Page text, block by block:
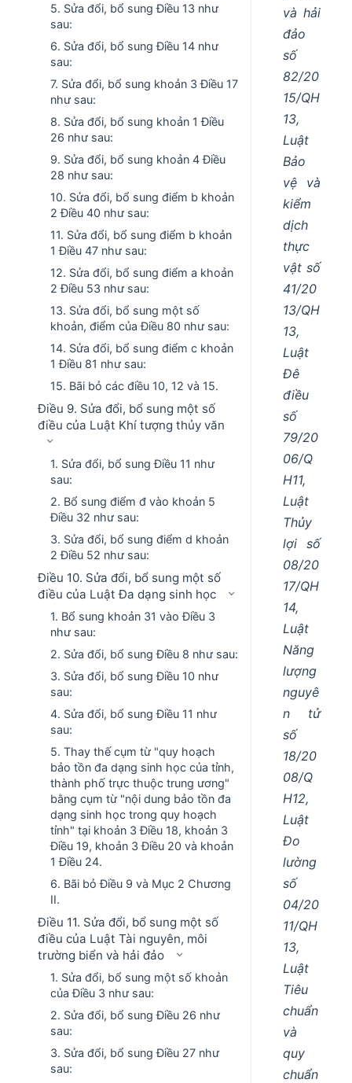
5. Sửa đổi, bổ sung Điều 13 như
sau:
6. Sửa đổi, bổ sung Điều 14 như
sau:
7. Sửa đổi, bổ sung khoản 3 Điều 17
như sau:
8. Sửa đổi, bổ sung khoản 1 Điều
26 như sau:
9. Sửa đổi, bổ sung khoản 4 Điều
28 như sau:
10. Sửa đổi, bổ sung điểm b khoản
2 Điều 40 như sau:
11. Sửa đổi, bổ sung điểm b khoản
1 Điều 47 như sau:
12. Sửa đổi, bổ sung điểm a khoản
2 Điều 53 như sau:
13. Sửa đổi, bổ sung một số
khoản, điểm của Điều 80 như sau:
14. Sửa đổi, bổ sung điểm c khoản
1 Điều 81 như sau:
15. Bãi bỏ các điều 10, 12 và 15.
Điều 9. Sửa đổi, bổ sung một số
điều của Luật Khí tượng thủy văn
1. Sửa đổi, bổ sung Điều 11 như
sau:
2. Bổ sung điểm đ vào khoản 5
Điều 32 như sau:
3. Sửa đổi, bổ sung điểm d khoản
2 Điều 52 như sau:
Điều 10. Sửa đổi, bổ sung một số
điều của Luật Đa dạng sinh học
1. Bổ sung khoản 31 vào Điều 3
như sau:
2. Sửa đổi, bổ sung Điều 8 như sau:
3. Sửa đổi, bổ sung Điều 10 như
sau:
4. Sửa đổi, bổ sung Điều 11 như
sau:
5. Thay thế cụm từ "quy hoạch
bảo tồn đa dạng sinh học của tỉnh,
thành phố trực thuộc trung ương"
bằng cụm từ "nội dung bảo tồn đa
dạng sinh học trong quy hoạch
tỉnh" tại khoản 3 Điều 18, khoản 3
Điều 19, khoản 3 Điều 20 và khoản
1 Điều 24.
6. Bãi bỏ Điều 9 và Mục 2 Chương
II.
Điều 11. Sửa đổi, bổ sung một số
điều của Luật Tài nguyên, môi
trường biển và hải đảo
1. Sửa đổi, bổ sung một số khoản
của Điều 3 như sau:
2. Sửa đổi, bổ sung Điều 26 như
sau:
3. Sửa đổi, bổ sung Điều 27 như
sau:
và hải
đảo
số
82/20
15/QH
13,
Luật
Bảo
vệ và
kiểm
dịch
thực
vật số
41/20
13/QH
13,
Luật
Đê
điều
số
79/20
06/Q
H11,
Luật
Thủy
lợi số
08/20
17/QH
14,
Luật
Năng
lượng
nguyê
n tử
số
18/20
08/Q
H12,
Luật
Đo
lường
số
04/20
11/QH
13,
Luật
Tiêu
chuẩn
và
quy
chuẩn